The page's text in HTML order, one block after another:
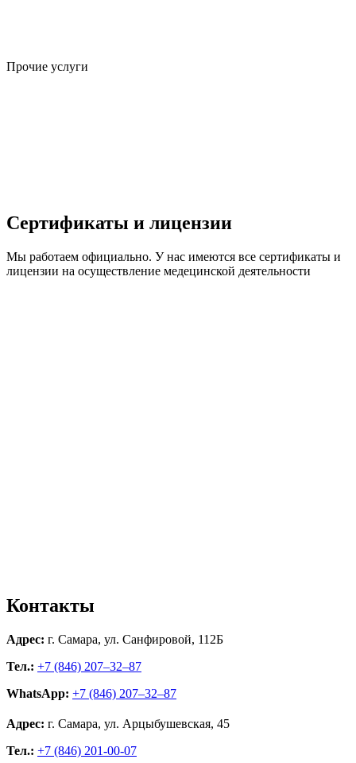
Прочие услуги
Сертификаты и лицензии
Мы работаем официально. У нас имеются все сертификаты и
лицензии на осуществление медецинской деятельности
Контакты
Адрес: г. Самара, ул. Санфировой, 112Б
Тел.: +7 (846) 207‒32‒87
WhatsApp: +7 (846) 207‒32‒87
Адрес: г. Самара, ул. Арцыбушевская, 45
Тел.: +7 (846) 201-00-07